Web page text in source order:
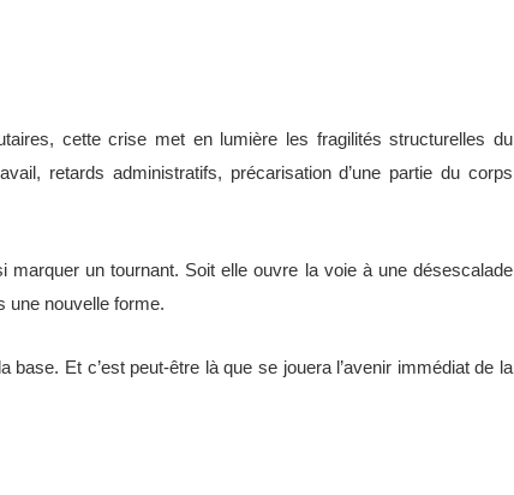
cette crise met en lumière les fragilités structurelles du
retards administratifs, précarisation d’une partie du corps
marquer un tournant. Soit elle ouvre la voie à une désescalade
une nouvelle forme.
Et c’est peut-être là que se jouera l’avenir immédiat de la